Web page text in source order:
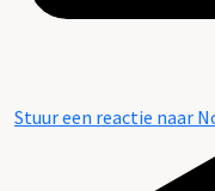
Stuur een reactie naar